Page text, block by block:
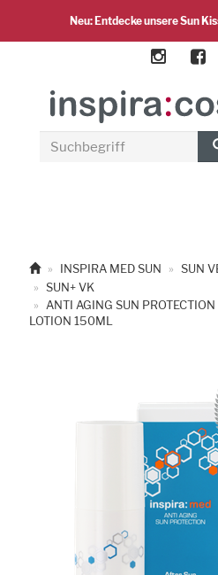
Neu: Entdecke unsere Sun
INSPIRA MED SUN
SUN
SUN+ VK
ANTI AGING SUN
LOTION 150ML